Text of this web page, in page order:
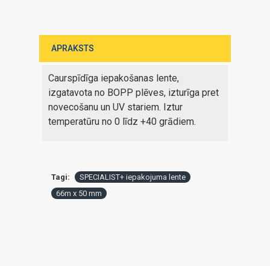
APRAKSTS
Caurspīdīga iepakošanas lente,
izgatavota no BOPP plēves, izturīga pret
novecošanu un UV stariem. Iztur
temperatūru no 0 līdz +40 grādiem.
Tagi:
SPECIALIST+ iepakojuma lente
66m x 50 mm